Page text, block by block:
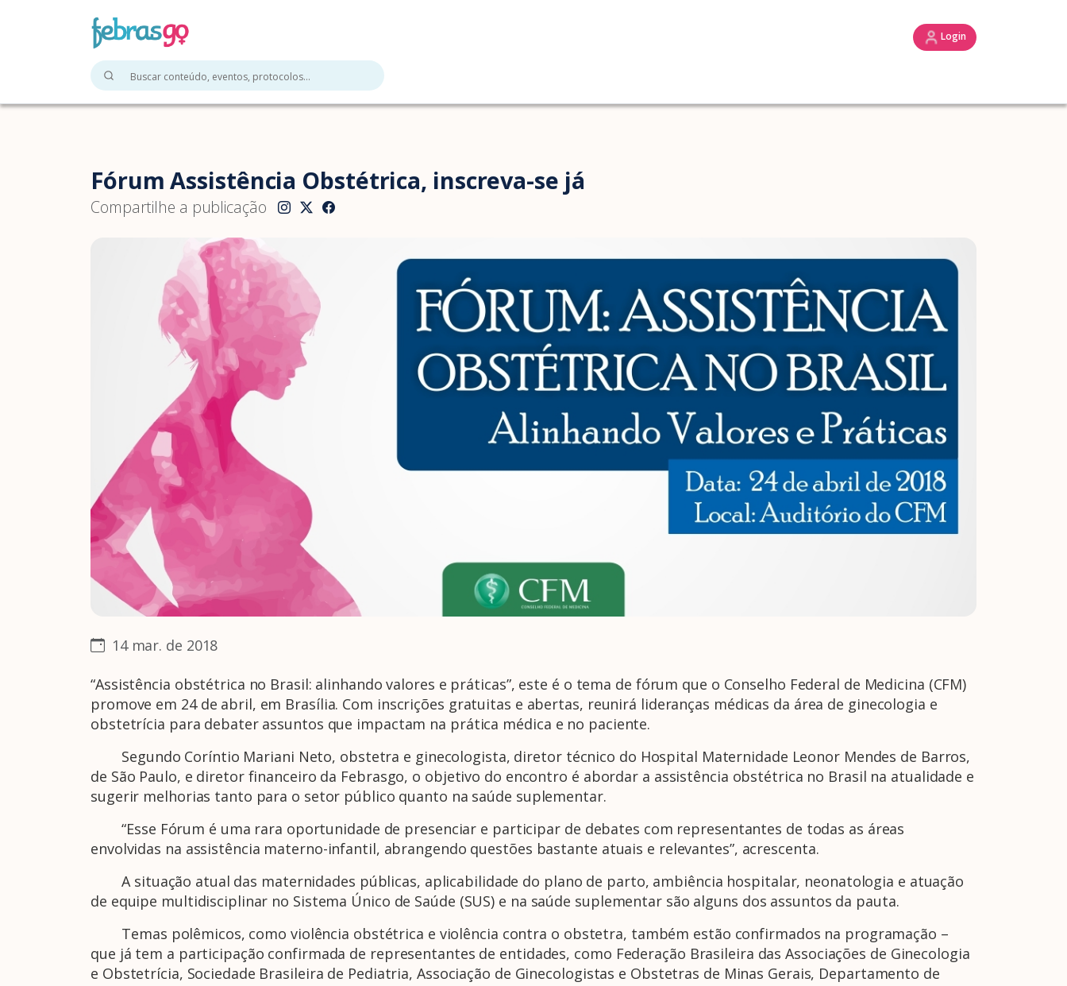
Login
Fórum Assistência Obstétrica, inscreva-se já
Compartilhe a publicação
14 mar. de 2018
“Assistência obstétrica no Brasil: alinhando valores e práticas”, este é o tema de fórum que o Conselho Federal de Medicina (CFM)
promove em 24 de abril, em Brasília. Com inscrições gratuitas e abertas, reunirá lideranças médicas da área de ginecologia e
obstetrícia para debater assuntos que impactam na prática médica e no paciente.
Segundo Coríntio Mariani Neto, obstetra e ginecologista, diretor técnico do Hospital Maternidade Leonor Mendes de Barros,
de São Paulo, e diretor financeiro da Febrasgo, o objetivo do encontro é abordar a assistência obstétrica no Brasil na atualidade e
sugerir melhorias tanto para o setor público quanto na saúde suplementar.
“Esse Fórum é uma rara oportunidade de presenciar e participar de debates com representantes de todas as áreas
envolvidas na assistência materno-infantil, abrangendo questões bastante atuais e relevantes”, acrescenta.
A situação atual das maternidades públicas, aplicabilidade do plano de parto, ambiência hospitalar, neonatologia e atuação
de equipe multidisciplinar no Sistema Único de Saúde (SUS) e na saúde suplementar são alguns dos assuntos da pauta.
Temas polêmicos, como violência obstétrica e violência contra o obstetra, também estão confirmados na programação –
que já tem a participação confirmada de representantes de entidades, como Federação Brasileira das Associações de Ginecologia
e Obstetrícia, Sociedade Brasileira de Pediatria, Associação de Ginecologistas e Obstetras de Minas Gerais, Departamento de